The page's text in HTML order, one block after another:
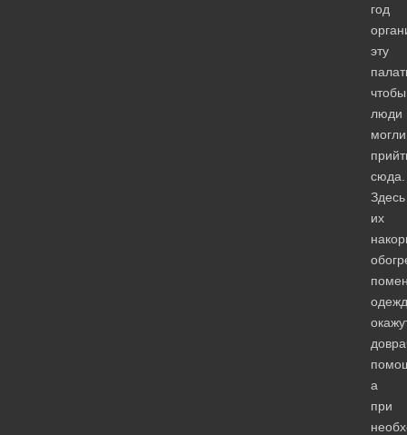
год
эту
чтобы
люди
могли
сюда.
Здесь
их
а
при